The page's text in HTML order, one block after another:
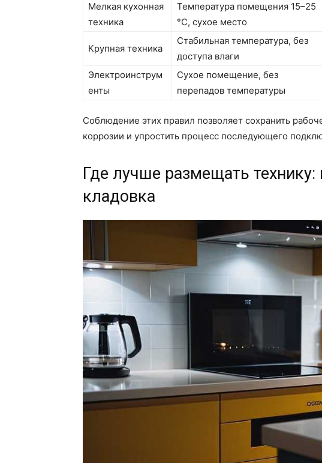
Мелкая кухонная
техника
Температура помещения 15–25
°C, сухое место
Крупная техника
Стабильная температура, без
доступа влаги
Электроинструм
енты
Сухое помещение, без
перепадов температуры
Соблюдение этих правил позволяет сохранить
коррозии и упростить процесс последующего
Где лучше размещать технику:
кладовка